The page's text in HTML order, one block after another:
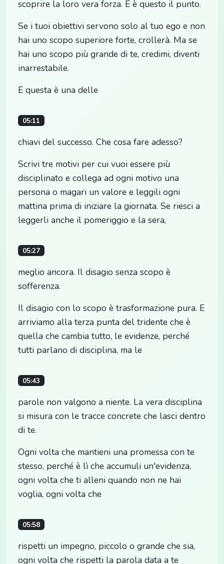
scoprire la loro vera forza. E è questo il punto.
Se i tuoi obiettivi servono solo al tuo ego e non
hai uno scopo superiore forte, crollerà. Ma se
hai uno scopo più grande di te, credimi, diventi
inarrestabile.
E questa è una delle
05:11
chiavi del successo. Che cosa fare adesso?
Scrivi tre motivi per cui vuoi essere più
disciplinato e collega ad ogni motivo una
persona o magari un valore e leggili ogni
mattina prima di iniziare la giornata. Se riesci a
leggerli anche il pomeriggio e la sera,
05:27
meglio ancora. Il disagio senza scopo è
sofferenza.
Il disagio con lo scopo è trasformazione pura. E
arriviamo alla terza punta del tridente che è
quella che cambia tutto, le evidenze, perché
tutti parlano di disciplina, ma le
05:43
parole non valgono a niente. La vera disciplina
si misura con le tracce concrete che lasci dentro
di te.
Ogni volta che mantieni una promessa con te
stesso, perché è lì che accumuli un'evidenza,
ogni volta che ti alleni quando non ne hai
voglia, ogni volta che
05:58
rispetti un impegno, piccolo o grande che sia,
ogni volta che rispetti la parola data a te